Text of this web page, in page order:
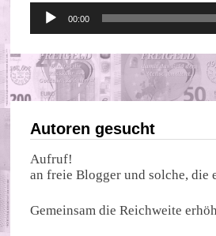
Audio-
Player
00:00
Autoren gesucht
Aufruf!
an freie Blogger und solche, die
Gemeinsam die Reichweite